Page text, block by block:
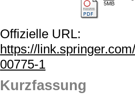
5MB
Offizielle URL:
https://
00775-1
Kurzfassung